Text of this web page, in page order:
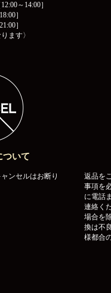
～14:00］
］
］
ます〉
ついて
ンセルはお断り
返品を
事項を
に電話
連絡く
場合を
換は不
様都合